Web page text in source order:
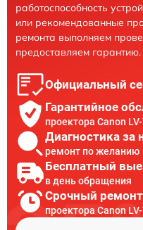
работоспособность
или рекомендованные
ремонта выполняем
предоставляем гарантию.
Официальный
Гарантийное
проектора Canon
Диагностика за
ремонт по желанию
Бесплатный
в день обращения
Срочный ремонт
проектора Canon